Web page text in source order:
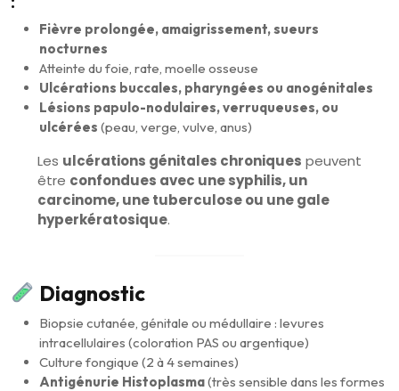
Fièvre prolongée, amaigrissement, sueurs
nocturnes
Atteinte du foie, rate, moelle osseuse
Ulcérations buccales, pharyngées ou anogénitales
Lésions papulo-nodulaires, verruqueuses, ou
ulcérées (peau, verge, vulve, anus)
Les ulcérations génitales chroniques peuvent
être confondues avec une syphilis, un
carcinome, une tuberculose ou une gale
hyperkératosique.
Diagnostic
Biopsie cutanée, génitale ou médullaire : levures
intracellulaires (coloration PAS ou argentique)
Culture fongique (2 à 4 semaines)
Antigénurie Histoplasma(très sensible dans les formes